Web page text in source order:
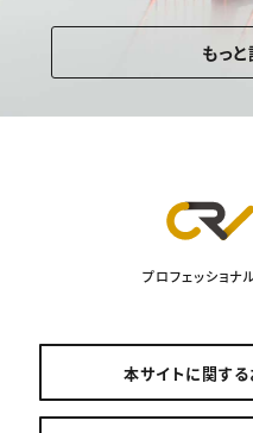
もっ
プロフェッショ
本サイトに関す